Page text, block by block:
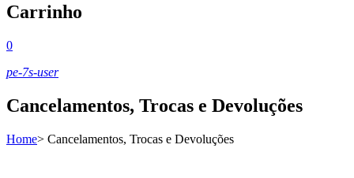
Carrinho
0
pe-7s-user
Cancelamentos, Trocas e Devoluções
Home> Cancelamentos, Trocas e Devoluções